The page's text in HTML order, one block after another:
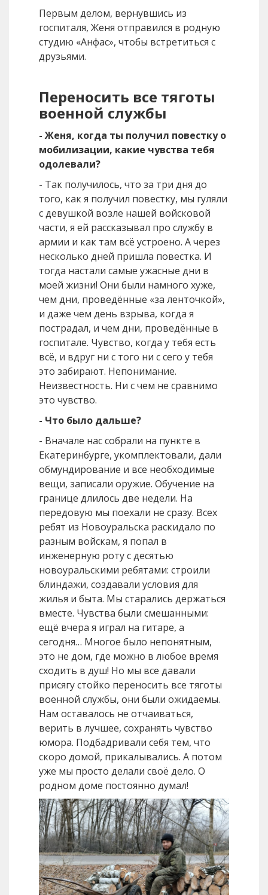
Первым делом, вернувшись из
госпиталя, Женя отправился в родную
студию «Анфас», чтобы встретиться с
друзьями.
Переносить все тяготы
военной службы
- Женя, когда ты получил повестку о
мобилизации, какие чувства тебя
одолевали?
- Так получилось, что за три дня до
того, как я получил повестку, мы гуляли
с девушкой возле нашей войсковой
части, я ей рассказывал про службу в
армии и как там всё устроено. А через
несколько дней пришла повестка. И
тогда настали самые ужасные дни в
моей жизни! Они были намного хуже,
чем дни, проведённые «за ленточкой»,
и даже чем день взрыва, когда я
пострадал, и чем дни, проведённые в
госпитале. Чувство, когда у тебя есть
всё, и вдруг ни с того ни с сего у тебя
это забирают. Непонимание.
Неизвестность. Ни с чем не сравнимо
это чувство.
- Что было дальше?
- Вначале нас собрали на пункте в
Екатеринбурге, укомплектовали, дали
обмундирование и все необходимые
вещи, записали оружие. Обучение на
границе длилось две недели. На
передовую мы поехали не сразу. Всех
ребят из Новоуральска раскидало по
разным войскам, я попал в
инженерную роту с десятью
новоуральскими ребятами: строили
блиндажи, создавали условия для
жилья и быта. Мы старались держаться
вместе. Чувства были смешанными:
ещё вчера я играл на гитаре, а
сегодня… Многое было непонятным,
это не дом, где можно в любое время
сходить в душ! Но мы все давали
присягу стойко переносить все тяготы
военной службы, они были ожидаемы.
Нам оставалось не отчаиваться,
верить в лучшее, сохранять чувство
юмора. Подбадривали себя тем, что
скоро домой, прикалывались. А потом
уже мы просто делали своё дело. О
родном доме постоянно думал!